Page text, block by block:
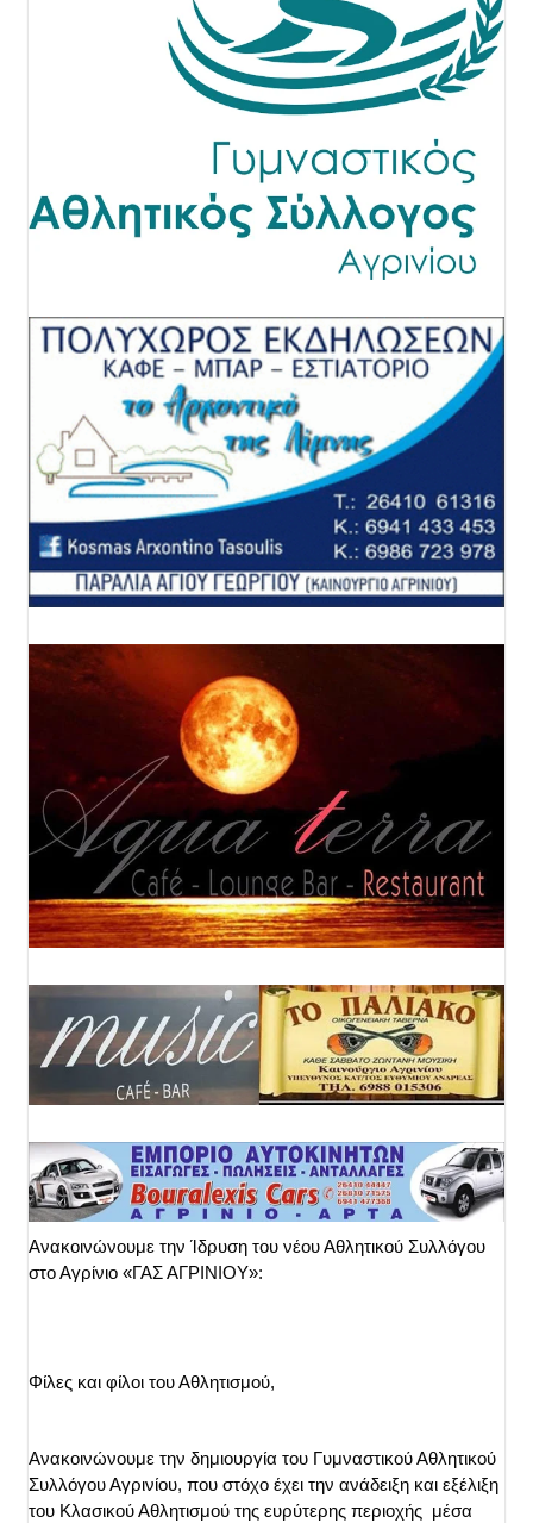
Ανακοινώνουμε την Ίδρυση του νέου Αθλητικού Συλλόγου
στο Αγρίνιο «ΓΑΣ ΑΓΡΙΝΙΟΥ»:
Φίλες και φίλοι του Αθλητισμού,
Ανακοινώνουμε την δημιουργία του Γυμναστικού Αθλητικού
Συλλόγου Αγρινίου, που στόχο έχει την ανάδειξη και εξέλιξη
του Κλασικού Αθλητισμού της ευρύτερης περιοχής  μέσα